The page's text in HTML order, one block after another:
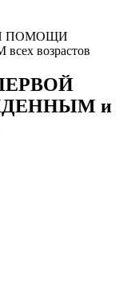
ПОМОЩИ
возрастов
и